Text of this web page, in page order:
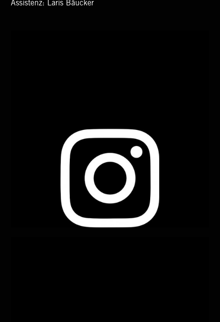
Assistenz: Laris Bäucker